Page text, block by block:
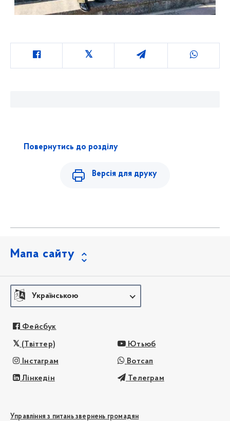
Повернутись до розділу
Версія для друку
Мапа сайту
Українською
Фейсбук
(Твіттер) Ютьюб
Інстаграм Вотсап
Лінкедін Телеграм
Управління з питань звернень громадян